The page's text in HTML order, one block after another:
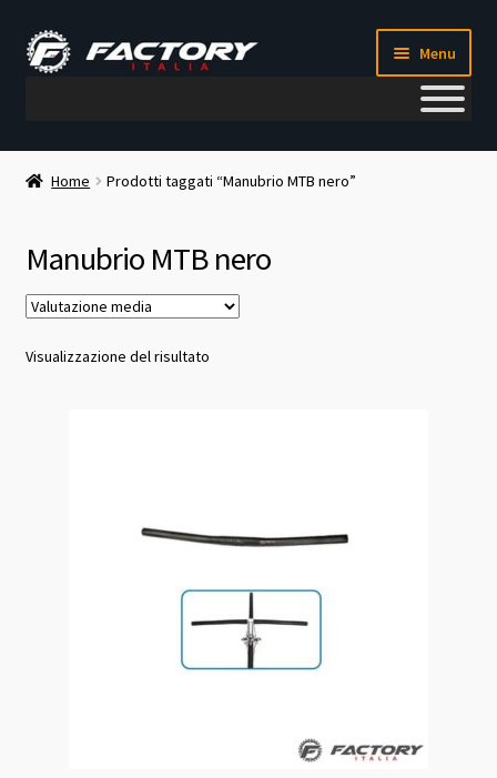
Vai
alla
Vai
al
Menu
Il mio account
Chi siamo
Home Prodotti taggati “Manubrio MTB nero”
Manubrio MTB nero
Visualizzazione del risultato